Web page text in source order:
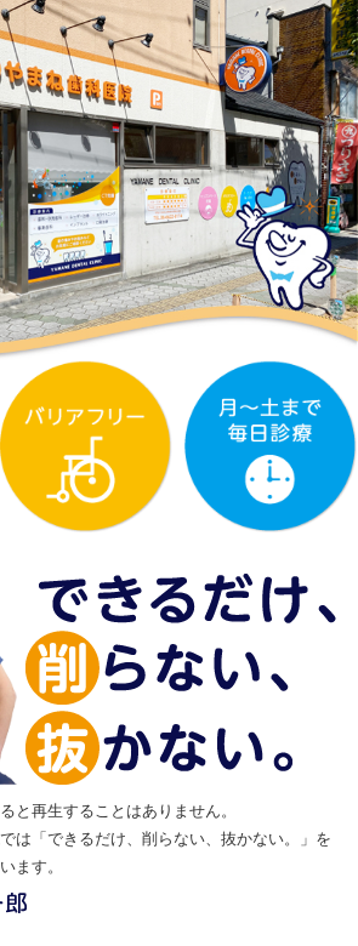
と再生することはありません。
は「できるだけ、削らない、抜かない。」を
ます。